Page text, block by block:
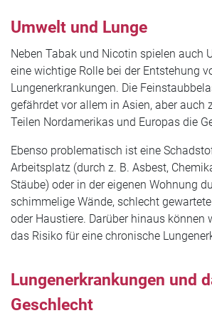
Umwelt und Lunge
Neben Tabak und Nicotin spielen auch
eine wichtige Rolle bei der Entstehung
Lungenerkrankungen. Die
gefährdet vor allem in Asien, aber auch
Teilen Nordamerikas und Europas die
Ebenso problematisch ist eine
Arbeitsplatz (durch z. B. Asbest,
Stäube) oder in der eigenen Wohnung
schimmelige Wände, schlecht
oder Haustiere. Darüber hinaus können
das Risiko für eine chronische
Lungenerkrankungen und
Geschlecht